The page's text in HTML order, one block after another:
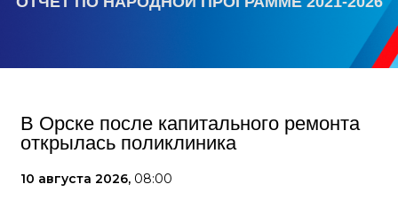
В Орске после капитального ремонта
открылась поликлиника
10 августа 2026, 08:00